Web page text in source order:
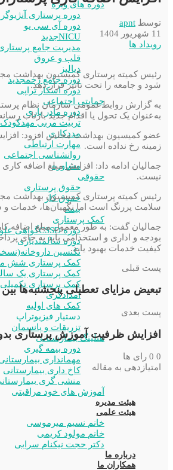
دوره های ویژه
دوره پرستاری
دوره آی سی یو
NICUجدید
مدیریت جامع
قلب و عروق
دیالیز
دوره جامع زخمجدید
دوره اسکار تراپی
حمایتی اجتماعی
دوره مادر یاری
تربیت مربی مهدکودک
مددکاری
مهارت ارتباطی
روانشناسی اجتماعی
مشاوره
حقوقی
حقوق پرستاری
حقوق کار
بیمه
کمک پرستاری
دوره CSSD
گواهی
دوره سالمندیاری
تکنسین
کمک پرستاری شش
کمک پرستاری یک
کمک پرستاری تکمیلی
امدادگری
کمک های اولیه
دستیار فیزیوتراپ
تزریقات و پانسمان
هتلینگ بیمارستانی
دوره بیمه گیری
مهمانداری
کاخ داری بیمارستانی
منشی گری
آموزش های خود مراقبتی
هیئت مدیره
هیئت علمی
خانم نسیم میرموسی
خانم مولود کریمی
دکتر حجت نیکنام سرابی
درباره ما
همکاران ما
توسط apnt
11 شهریور 1404
رویداد ها
رئیس کمیته پرستاری کمیسیون بهداشت
شود و جامعه را تحت تاثیر قرار دهد.
به‌عنوان یک تحول یا اقدام جدید بازتاب
عضو کمیسیون بهداشت مجلس افزود:
زمینه رخ نداده است.
نیست.
رئیس کمیته پرستاری کمیسیون بهداشت
سلامت پررنگ است اما نگهبان‌ها، خدمات و
بودجه و اداری و استخدامی باید به جای
کیفیت خدمات بهبود یابد.
پست قبلی
تبعیض مزایای تعطیلی پنجشنبه‌ها
پست بعدی
افزایش ظرفیت آموزش پرستاری
0
0 رای ها
امتیازدهی به مقاله